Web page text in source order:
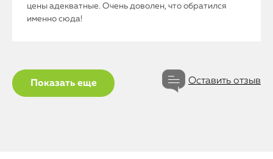
цены адекватные. Очень доволен, что обратился
именно сюда!
Показать еще Оставить отзыв